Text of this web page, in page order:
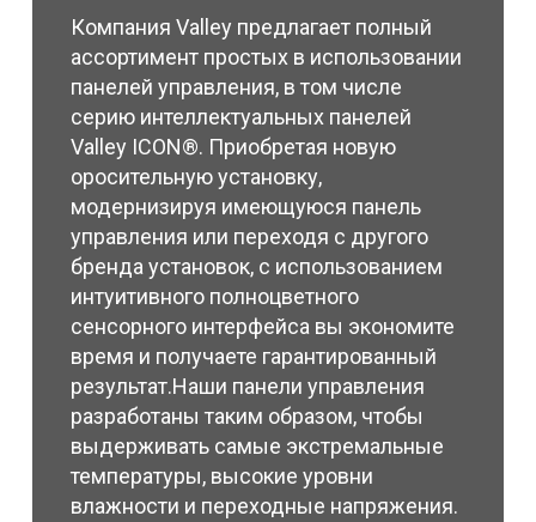
Компания Valley предлагает полный
ассортимент простых в использовании
панелей управления, в том числе
серию интеллектуальных панелей
Valley ICON®. Приобретая новую
оросительную установку,
модернизируя имеющуюся панель
управления или переходя с другого
бренда установок, с использованием
интуитивного полноцветного
сенсорного интерфейса вы экономите
время и получаете гарантированный
результат.Наши панели управления
разработаны таким образом, чтобы
выдерживать самые экстремальные
температуры, высокие уровни
влажности и переходные напряжения.